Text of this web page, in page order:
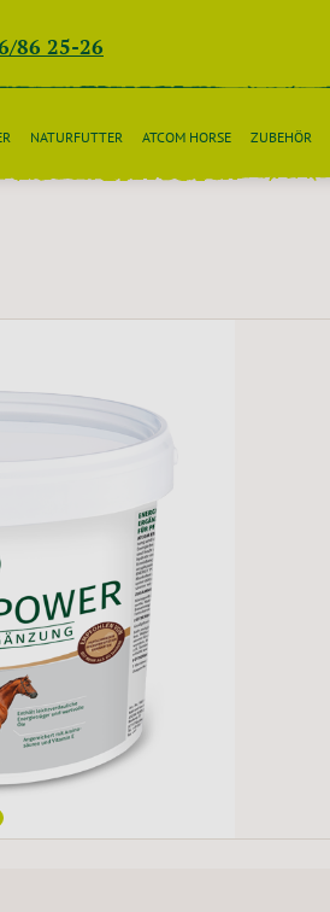
86 25-26
NATURFUTTER ATCOM HORSE ZUBEHÖR